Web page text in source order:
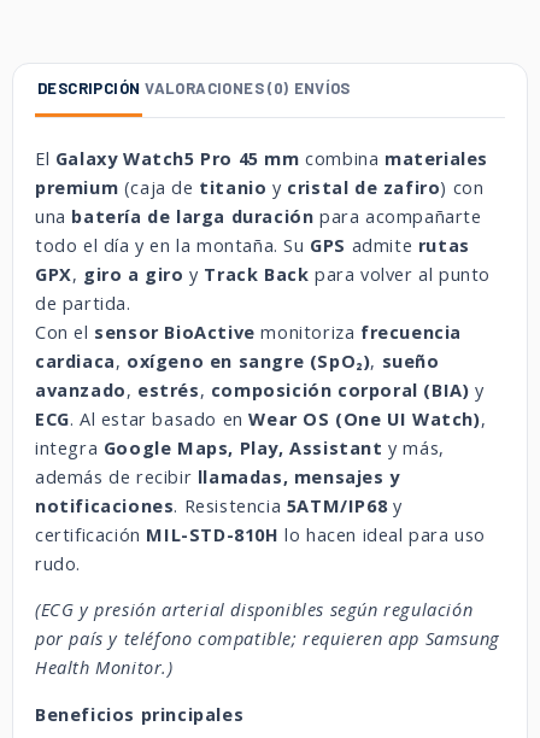
DESCRIPCIÓN VALORACIONES (0) ENVÍOS
El Galaxy Watch5 Pro 45 mm combina materiales
premium (caja de titanio y cristal de zafiro) con
una batería de larga duración para acompañarte
todo el día y en la montaña. Su GPS admite rutas
GPX, giro a giro y Track Back para volver al punto
de partida.
Con el sensor BioActive monitoriza frecuencia
cardiaca, oxígeno en sangre (SpO₂), sueño
avanzado, estrés, composición corporal (BIA) y
ECG. Al estar basado enWear OS (One UI Watch),
integra Google Maps, Play, Assistant y más,
además de recibir llamadas, mensajes y
notificaciones. Resistencia 5ATM/IP68y
certificación MIL-STD-810H lo hacen ideal para uso
rudo.
(ECG y presión arterial disponibles según regulación
por país y teléfono compatible; requieren app Samsung
Health Monitor.)
Beneficios principales